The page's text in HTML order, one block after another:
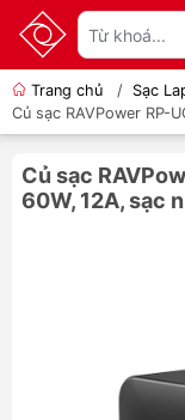
Trang chủ / Sạc
Củ sạc RAVPower RP-
Củ sạc
60W, 12A, sạc